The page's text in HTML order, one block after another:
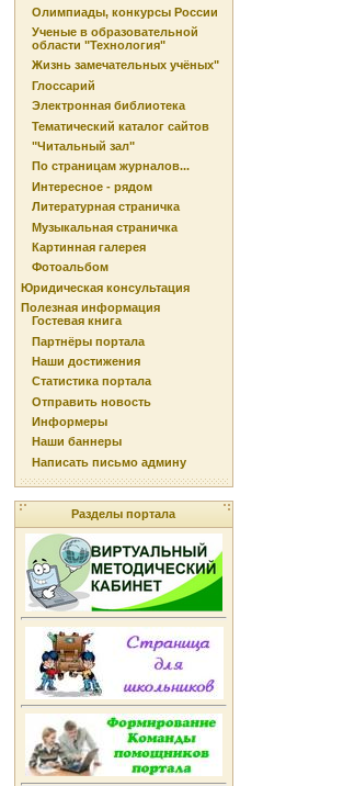
Олимпиады, конкурсы России
Ученые в образовательной
области "Технология"
Жизнь замечательных учёных"
Глоссарий
Электронная библиотека
Тематический каталог сайтов
"Читальный зал"
По страницам журналов...
Интересное - рядом
Литературная страничка
Музыкальная страничка
Картинная галерея
Фотоальбом
Юридическая консультация
Полезная информация
Гостевая книга
Партнёры портала
Наши достижения
Статистика портала
Отправить новость
Информеры
Наши баннеры
Написать письмо админу
Разделы портала